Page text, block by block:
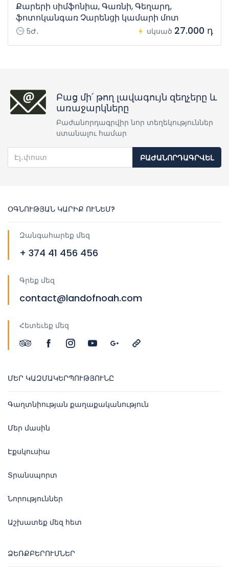
Քարերի սիմֆոնիա, Գառնի, Գեղարդ,
ֆոտոկանգառ Չարենցի կամարի մոտ
5Ժ․ սկսած 27.000 դ
Բաց մի՛ թող լավագույն զեղչերը և
առաջարկները
Բաժանորդագրվիր նոր տեղեկություններ
ստանալու համար
ԲԱԺԱՆՈՐԴԱԳՐՎԵԼ
ՕԳՆՈՒԹՅԱՆ ԿԱՐԻՔ ՈՒՆԵՄ?
Զանգահարեք մեզ
+ 374 41 456 456
Գրեք մեզ
contact@landofnoah.com
Հետեւեք մեզ
ՄԵՐ ԿԱԶՄԱԿԵՐՊՈՒԹՅՈՒՆԸ
Գաղտնիության քաղաքականություն
Մեր մասին
Էքսկուսիա
Տրանսպորտ
Նորություններ
Աշխատեք մեզ հետ
ՁԵՌՔԲԵՐՈՒՄՆԵՐ